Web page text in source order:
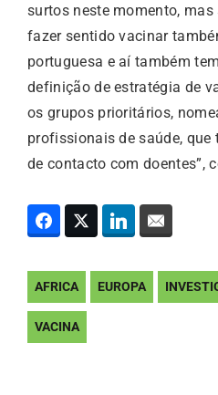
surtos neste momento,
fazer sentido vacinar
portuguesa e aí também
definição de estratégia de
os grupos prioritários,
profissionais de saúde,
de contacto com doentes”,
AFRICA EUROPA
VACINA